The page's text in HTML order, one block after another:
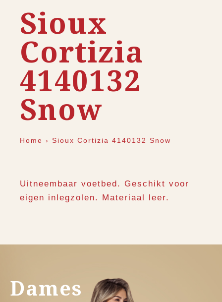
Sioux
Cortizia
4140132
Snow
Home › Sioux Cortizia 4140132 Snow
Uitneembaar voetbed. Geschikt voor
eigen inlegzolen. Materiaal leer.
Dames